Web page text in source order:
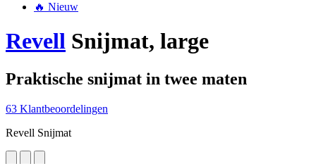
🔥 Nieuw
Revell Snijmat, large
Praktische snijmat in twee maten
63 Klantbeoordelingen
Revell Snijmat